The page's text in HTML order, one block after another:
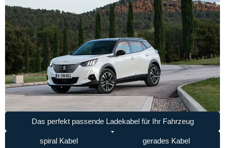
Das perfekt passende Ladekabel für Ihr Fahrzeug
spiral Kabel gerades Kabel